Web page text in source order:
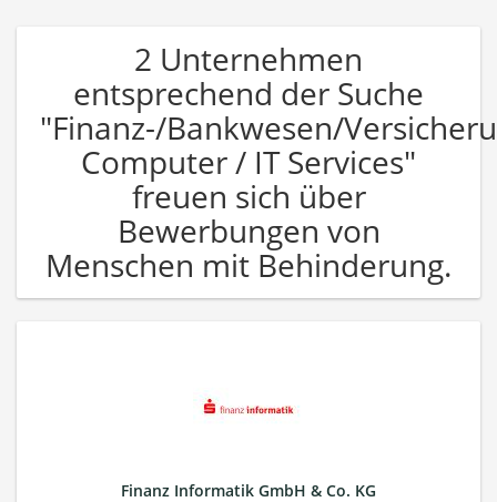
2 Unternehmen
entsprechend der Suche
"Finanz-/Bankwesen/
Computer / IT Services"
freuen sich über
Bewerbungen von
Menschen mit Behinderung.
Finanz Informatik GmbH & Co. KG